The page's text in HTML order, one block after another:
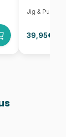
Jig & Puz
39,95€